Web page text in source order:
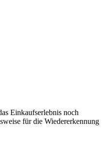
Einkaufserlebnis noch
für die Wiedererkennung